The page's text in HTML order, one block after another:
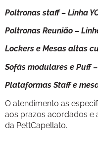
Poltronas staff – Linha
Poltronas Reunião –
Lockers e Mesas altas
Sofás modulares e Puff
Plataformas Staff e
O atendimento as
aos prazos acordados e
da PettCapellato.